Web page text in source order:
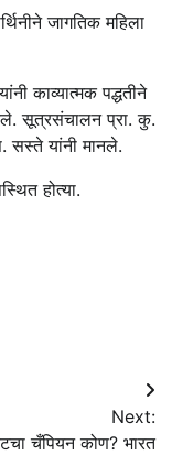
जागतिक महिला
काव्यात्मक पद्धतीने
सूत्रसंचालन प्रा. कु.
यांनी मानले.
होत्या.
Next:
चँपियन कोण? भारत